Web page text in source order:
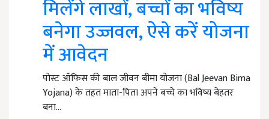
मिलेंगे लाखों, बच्चों का भविष्य
बनेगा उज्जवल, ऐसे करें योजना
में आवेदन
पोस्ट ऑफिस की बाल जीवन बीमा योजना (Bal Jeevan Bima
Yojana) के तहत माता-पिता अपने बच्चे का भविष्य बेहतर
बना…